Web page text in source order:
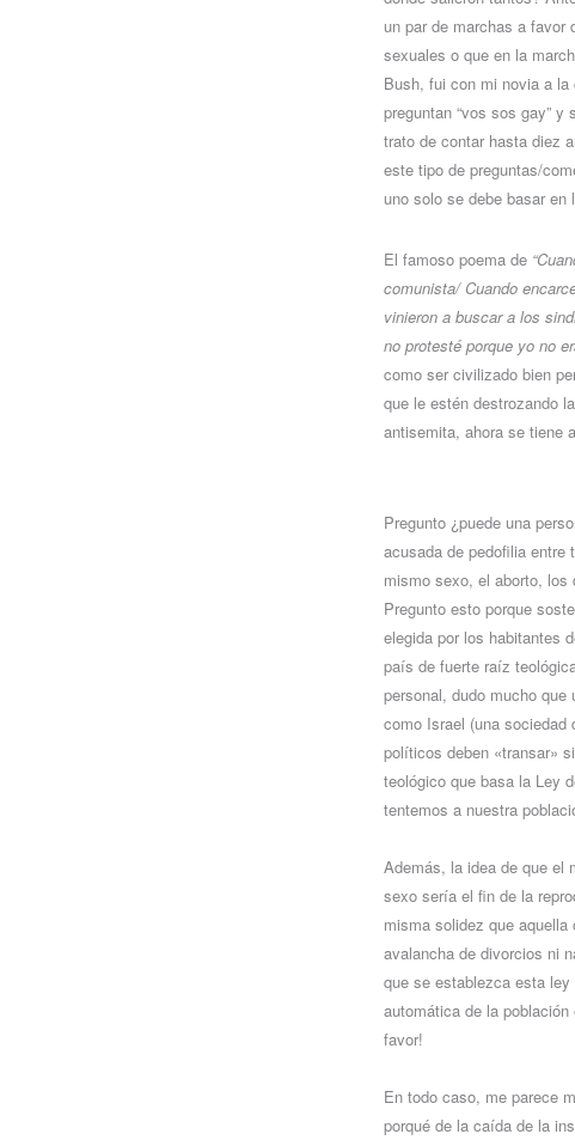
un par de marchas a favor
sexuales o que en la
Bush, fui con mi novia a
preguntan “vos sos gay”
trato de contar hasta diez
este tipo de preguntas/
uno solo se debe basar
El famoso poema de
comunista/ Cuando
vinieron a buscar a los
no protesté porque yo no
como ser civilizado bien
que le estén destrozando
antisemita, ahora se tiene
Pregunto ¿puede una
acusada de pedofilia entre
mismo sexo, el aborto, los
Pregunto esto porque
elegida por los habitantes
país de fuerte raíz
personal, dudo mucho que
como Israel (una
políticos deben «transar»
teológico que basa la Ley
tentemos a nuestra
Además, la idea de que el
sexo sería el fin de la
misma solidez que
avalancha de divorcios ni
que se establezca esta
automática de la
favor!
En todo caso, me parece
porqué de la caída de la